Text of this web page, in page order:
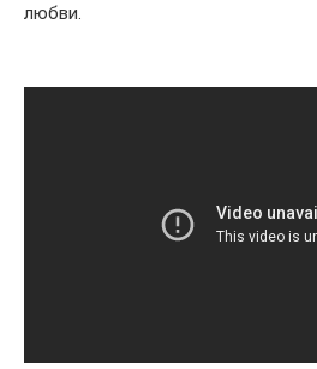
любви.